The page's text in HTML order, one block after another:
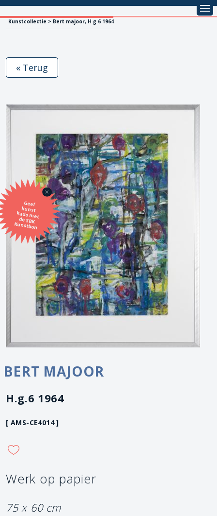
Kunstcollectie > Bert majoor, H g 6 1964
Geef
kunst
kado met
de SBK
Kunstbon
« Terug
BERT MAJOOR
H.g.6 1964
[ AMS-CE4014 ]
Werk op papier
75 x 60 cm